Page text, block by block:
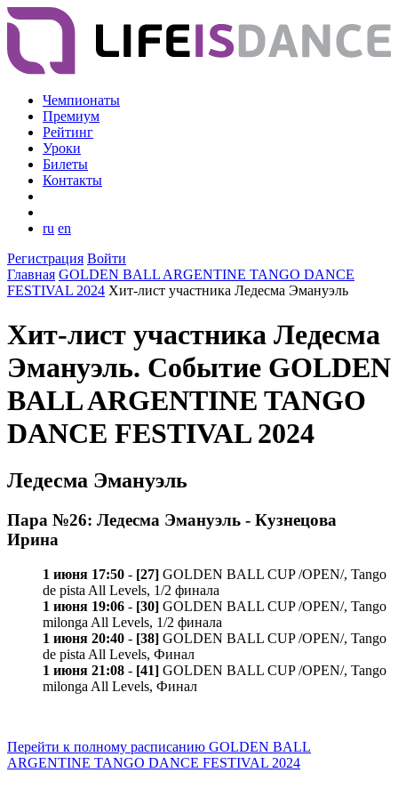
Чемпионаты
Премиум
Рейтинг
Уроки
Билеты
Контакты
ru en
Регистрация Войти
Главная GOLDEN BALL ARGENTINE TANGO DANCE
FESTIVAL 2024 Хит-лист участника Ледесма Эмануэль
Хит-лист участника Ледесма
Эмануэль. Событие GOLDEN
BALL ARGENTINE TANGO
DANCE FESTIVAL 2024
Ледесма Эмануэль
Пара №26: Ледесма Эмануэль - Кузнецова
Ирина
1 июня 17:50 - [27] GOLDEN BALL CUP /OPEN/, Tango
de pista All Levels, 1/2 финала
1 июня 19:06 - [30] GOLDEN BALL CUP /OPEN/, Tango
milonga All Levels, 1/2 финала
1 июня 20:40 - [38] GOLDEN BALL CUP /OPEN/, Tango
de pista All Levels, Финал
1 июня 21:08 - [41] GOLDEN BALL CUP /OPEN/, Tango
milonga All Levels, Финал
Перейти к полному расписанию GOLDEN BALL
ARGENTINE TANGO DANCE FESTIVAL 2024